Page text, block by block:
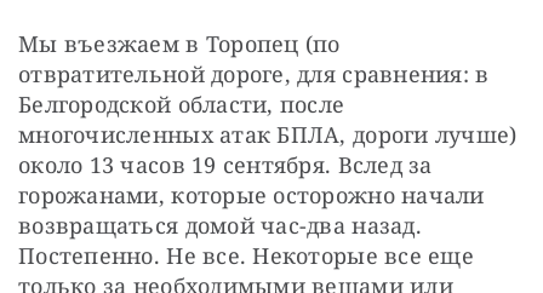
Мы въезжаем в Торопец (по
отвратительной дороге, для сравнения: в
Белгородской области, после
многочисленных атак БПЛА, дороги лучше)
около 13 часов 19 сентября. Вслед за
горожанами, которые осторожно начали
возвращаться домой час-два назад.
Постепенно. Не все. Некоторые все еще
только за необходимыми вещами или